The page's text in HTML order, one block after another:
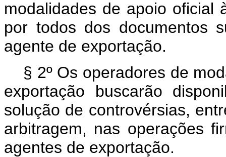
modalidades de apoio oficial
por todos dos documentos
agente de exportação.
§ 2º Os operadores de
exportação buscarão
solução de controvérsias,
arbitragem, nas operações
agentes de exportação.